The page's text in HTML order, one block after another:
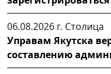
06.08.2026 г. Столица
Управам Якутска
составлению